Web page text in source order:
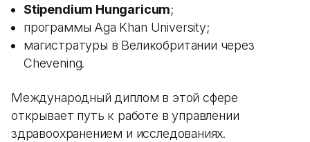
Stipendium Hungaricum;
программы Aga Khan University;
магистратуры в Великобритании через
Chevening.
Международный диплом в этой сфере
открывает путь к работе в управлении
здравоохранением и исследованиях.